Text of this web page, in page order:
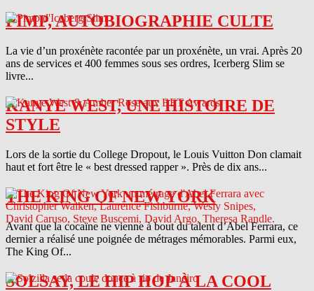
PIMP, AUTOBIOGRAPHIE CULTE
La vie d’un proxénète racontée par un proxénète, un vrai. Après 20
ans de services et 400 femmes sous ses ordres, Icerberg Slim se
livre...
KANYE WEST, UNE HISTOIRE DE
STYLE
Lors de la sortie du College Dropout, le Louis Vuitton Don clamait
haut et fort être le « best dressed rapper ». Près de dix ans...
THE KING OF NEW YORK
Avant que la cocaïne ne vienne à bout du talent d’Abel Ferrara, ce
dernier a réalisé une poignée de métrages mémorables. Parmi eux,
The King Of...
SOLSAY, LE HIP HOP À LA COOL